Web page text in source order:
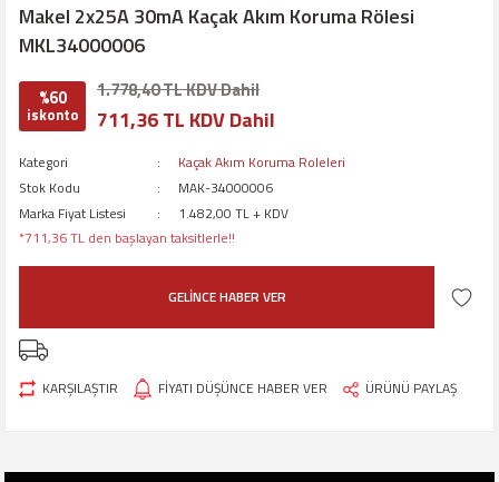
Makel 2x25A 30mA Kaçak Akım Koruma Rölesi
MKL34000006
%60
iskonto
1.778,40 TL KDV Dahil
711,36 TL KDV Dahil
Kategori
Kaçak Akım Koruma Roleleri
Stok Kodu
MAK-34000006
Marka Fiyat Listesi
1.482,00 TL + KDV
*711,36 TL den başlayan taksitlerle!!
GELİNCE HABER VER
KARŞILAŞTIR FİYATI DÜŞÜNCE HABER VER ÜRÜNÜ PAYLAŞ